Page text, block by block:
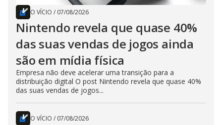
O VÍCIO / 07/08/2026
Nintendo revela que quase 40%
das suas vendas de jogos ainda
são em mídia física
Empresa não deve acelerar uma transição para a
distribuição digital O post Nintendo revela que quase 40%
das suas vendas de jogos...
O VÍCIO / 07/08/2026